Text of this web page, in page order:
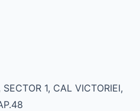
1, CAL VICTORIEI,